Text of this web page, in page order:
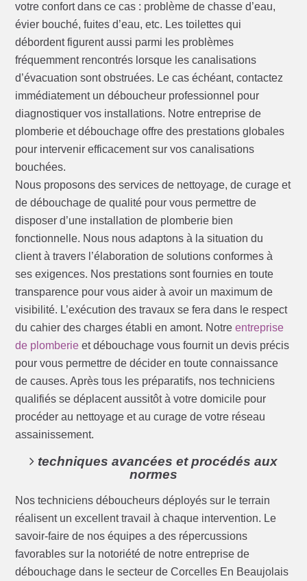
votre confort dans ce cas : problème de chasse d’eau,
évier bouché, fuites d’eau, etc. Les toilettes qui
débordent figurent aussi parmi les problèmes
fréquemment rencontrés lorsque les canalisations
d’évacuation sont obstruées. Le cas échéant, contactez
immédiatement un déboucheur professionnel pour
diagnostiquer vos installations. Notre entreprise de
plomberie et débouchage offre des prestations globales
pour intervenir efficacement sur vos canalisations
bouchées.
Nous proposons des services de nettoyage, de curage et
de débouchage de qualité pour vous permettre de
disposer d’une installation de plomberie bien
fonctionnelle. Nous nous adaptons à la situation du
client à travers l’élaboration de solutions conformes à
ses exigences. Nos prestations sont fournies en toute
transparence pour vous aider à avoir un maximum de
visibilité. L’exécution des travaux se fera dans le respect
du cahier des charges établi en amont. Notreentreprise
de plomberie et débouchage vous fournit un devis précis
pour vous permettre de décider en toute connaissance
de causes. Après tous les préparatifs, nos techniciens
qualifiés se déplacent aussitôt à votre domicile pour
procéder au nettoyage et au curage de votre réseau
assainissement.
techniques avancées et procédés aux
normes
Nos techniciens déboucheurs déployés sur le terrain
réalisent un excellent travail à chaque intervention. Le
savoir-faire de nos équipes a des répercussions
favorables sur la notoriété de notre entreprise de
débouchage dans le secteur de Corcelles En Beaujolais